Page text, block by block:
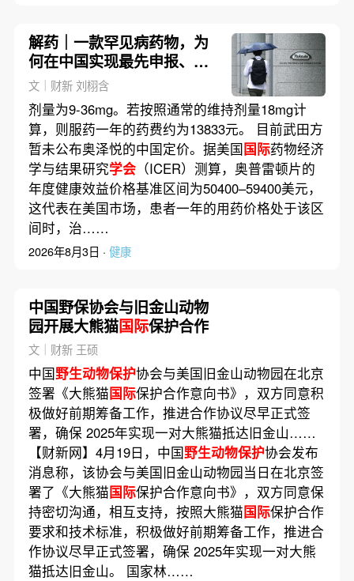
解药｜一款罕见病药物，为
何在中国实现最先申报、最
先获批？
文｜财新 刘栩含
剂量为9-36mg。若按照通常的维持剂量18mg计
算，则服药一年的药费约为13833元。 目前武田方
暂未公布奥泽悦的中国定价。据美国国际药物经济
学与结果研究学会（ICER）测算，奥普雷顿片的
年度健康效益价格基准区间为50400–59400美元，
这代表在美国市场，患者一年的用药价格处于该区
间时，治……
2026年8月3日 · 健康
中国野保协会与旧金山动物
园开展大熊猫国际保护合作
文｜财新 王硕
中国野生动物保护协会与美国旧金山动物园在北京
签署《大熊猫国际保护合作意向书》，双方同意积
极做好前期筹备工作，推进合作协议尽早正式签
署，确保 2025年实现一对大熊猫抵达旧金山……
【财新网】4月19日，中国野生动物保护协会发布
消息称，该协会与美国旧金山动物园当日在北京签
署了《大熊猫国际保护合作意向书》，双方同意保
持密切沟通，相互支持，按照大熊猫国际保护合作
要求和技术标准，积极做好前期筹备工作，推进合
作协议尽早正式签署，确保 2025年实现一对大熊
猫抵达旧金山。 国家林……